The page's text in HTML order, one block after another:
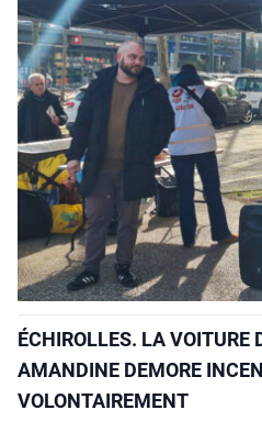
ÉCHIROLLES. LA VOITURE
AMANDINE DEMORE
VOLONTAIREMENT